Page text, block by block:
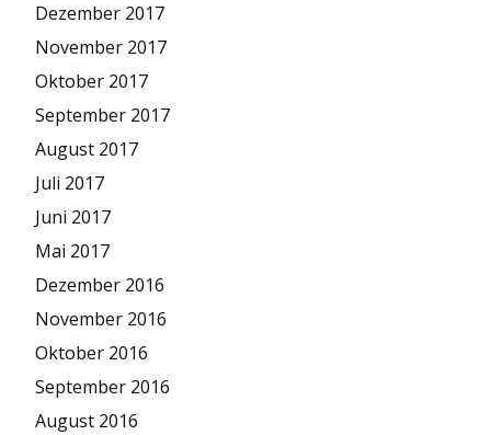
Dezember 2017
November 2017
Oktober 2017
September 2017
August 2017
Juli 2017
Juni 2017
Mai 2017
Dezember 2016
November 2016
Oktober 2016
September 2016
August 2016